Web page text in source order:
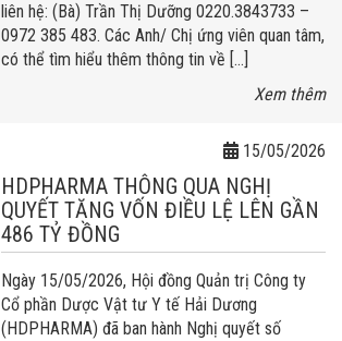
liên hệ: (Bà) Trần Thị Dưỡng 0220.3843733 –
0972 385 483. Các Anh/ Chị ứng viên quan tâm,
có thể tìm hiểu thêm thông tin về […]
Xem thêm
15/05/2026
HDPHARMA THÔNG QUA NGHỊ
QUYẾT TĂNG VỐN ĐIỀU LỆ LÊN GẦN
486 TỶ ĐỒNG
Ngày 15/05/2026, Hội đồng Quản trị Công ty
Cổ phần Dược Vật tư Y tế Hải Dương
(HDPHARMA) đã ban hành Nghị quyết số